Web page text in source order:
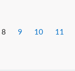
8 9 10 11